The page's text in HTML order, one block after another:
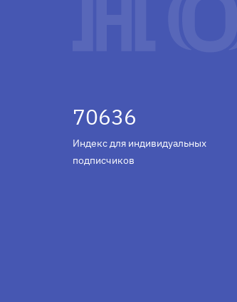
70636
Индекс для индивидуальных
подписчиков